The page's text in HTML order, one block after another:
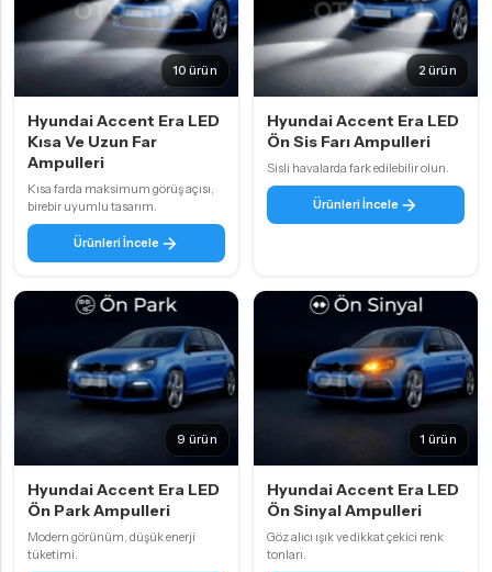
10 ürün
Hyundai Accent Era LED
Kısa Ve Uzun Far
Ampulleri
Kısa farda maksimum görüş açısı,
birebir uyumlu tasarım.
Ürünleri İncele
2 ürün
Hyundai Accent Era LED
Ön Sis Farı Ampulleri
Sisli havalarda fark edilebilir olun.
Ürünleri İncele
9 ürün
Hyundai Accent Era LED
Ön Park Ampulleri
Modern görünüm, düşük enerji
tüketimi.
1 ürün
Hyundai Accent Era LED
Ön Sinyal Ampulleri
Göz alıcı ışık ve dikkat çekici renk
tonları.